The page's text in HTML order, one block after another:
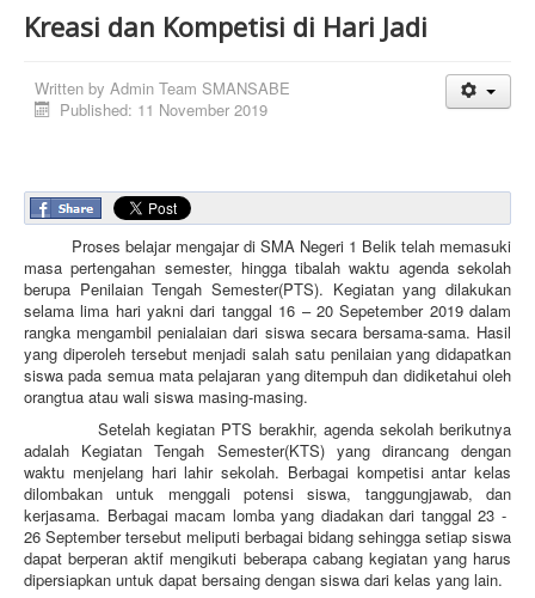
Kreasi dan Kompetisi di Hari Jadi
Written by Admin Team SMANSABE
Published: 11 November 2019
Proses belajar mengajar di SMA Negeri 1 Belik telah memasuki
masa pertengahan semester, hingga tibalah waktu agenda sekolah
berupa Penilaian Tengah Semester(PTS). Kegiatan yang dilakukan
selama lima hari yakni dari tanggal 16 – 20 Sepetember 2019 dalam
rangka mengambil penialaian dari siswa secara bersama-sama. Hasil
yang diperoleh tersebut menjadi salah satu penilaian yang didapatkan
siswa pada semua mata pelajaran yang ditempuh dan didiketahui oleh
orangtua atau wali siswa masing-masing.
Setelah kegiatan PTS berakhir, agenda sekolah berikutnya
adalah Kegiatan Tengah Semester(KTS) yang dirancang dengan
waktu menjelang hari lahir sekolah. Berbagai kompetisi antar kelas
dilombakan untuk menggali potensi siswa, tanggungjawab, dan
kerjasama. Berbagai macam lomba yang diadakan dari tanggal 23 -
26 September tersebut meliputi berbagai bidang sehingga setiap siswa
dapat berperan aktif mengikuti beberapa cabang kegiatan yang harus
dipersiapkan untuk dapat bersaing dengan siswa dari kelas yang lain.